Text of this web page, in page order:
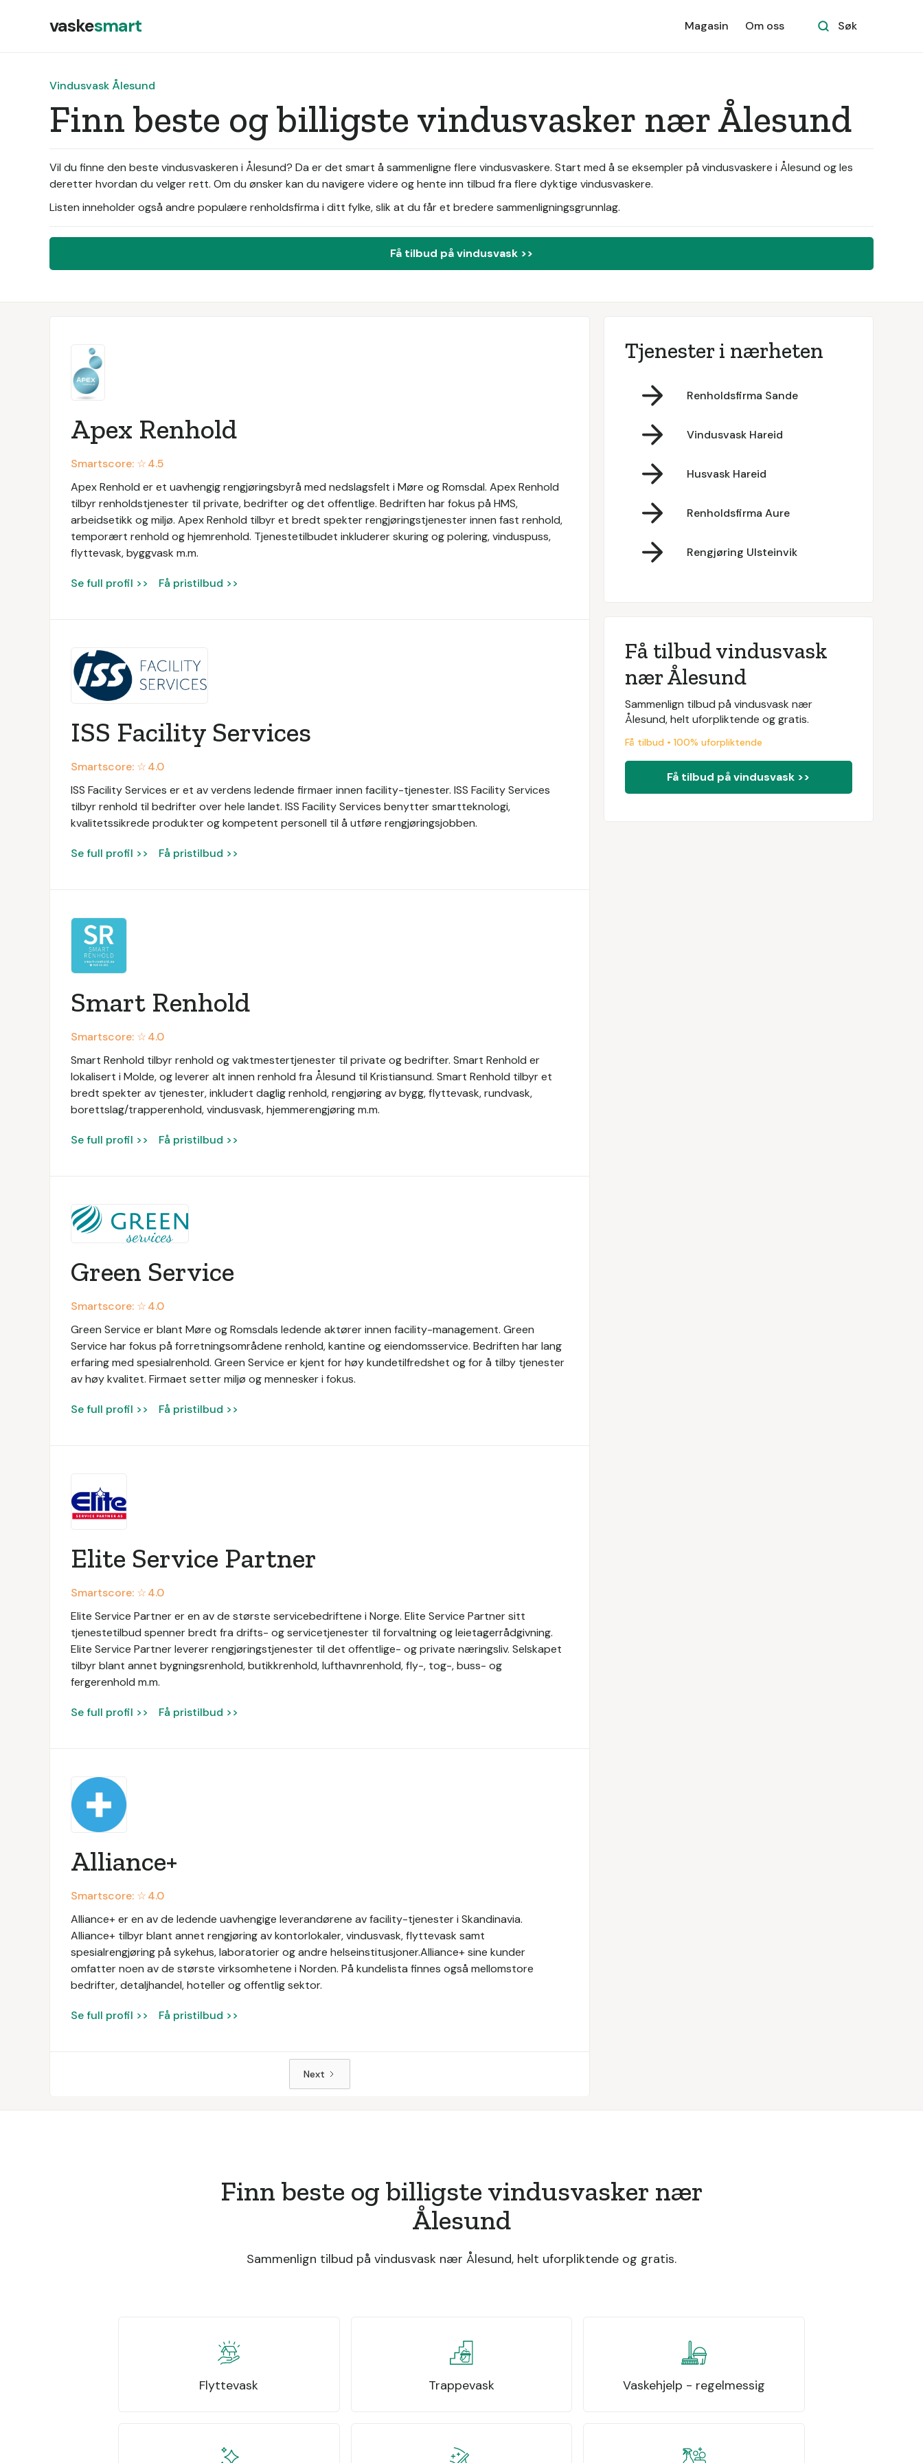
vaskesmart Magasin Om oss Søk
Vindusvask Ålesund
Finn beste og billigste vindusvasker nær Ålesund
Vil du finne den beste vindusvaskeren i Ålesund? Da er det smart å sammenligne flere vindusvaskere. Start med å se eksempler på vindusvaskere i Ålesund og les
deretter hvordan du velger rett. Om du ønsker kan du navigere videre og hente inn tilbud fra flere dyktige vindusvaskere.
Listen inneholder også andre populære renholdsfirma i ditt fylke, slik at du får et bredere sammenligningsgrunnlag.
Få tilbud på vindusvask >>
Apex Renhold
Smartscore: ☆4.5
Apex Renhold er et uavhengig rengjøringsbyrå med nedslagsfelt i Møre og Romsdal. Apex Renhold
tilbyr renholdstjenester til private, bedrifter og det offentlige. Bedriften har fokus på HMS,
arbeidsetikk og miljø. Apex Renhold tilbyr et bredt spekter rengjøringstjenester innen fast renhold,
temporært renhold og hjemrenhold. Tjenestetilbudet inkluderer skuring og polering, vinduspuss,
flyttevask, byggvask m.m.
Se full profil >> Få pristilbud >>
ISS Facility Services
Smartscore: ☆4.0
ISS Facility Services er et av verdens ledende firmaer innen facility-tjenester. ISS Facility Services
tilbyr renhold til bedrifter over hele landet. ISS Facility Services benytter smartteknologi,
kvalitetssikrede produkter og kompetent personell til å utføre rengjøringsjobben.
Se full profil >> Få pristilbud >>
Smart Renhold
Smartscore: ☆4.0
Smart Renhold tilbyr renhold og vaktmestertjenester til private og bedrifter. Smart Renhold er
lokalisert i Molde, og leverer alt innen renhold fra Ålesund til Kristiansund. Smart Renhold tilbyr et
bredt spekter av tjenester, inkludert daglig renhold, rengjøring av bygg, flyttevask, rundvask,
borettslag/trapperenhold, vindusvask, hjemmerengjøring m.m.
Se full profil >> Få pristilbud >>
Green Service
Smartscore: ☆4.0
Green Service er blant Møre og Romsdals ledende aktører innen facility-management. Green
Service har fokus på forretningsområdene renhold, kantine og eiendomsservice. Bedriften har lang
erfaring med spesialrenhold. Green Service er kjent for høy kundetilfredshet og for å tilby tjenester
av høy kvalitet. Firmaet setter miljø og mennesker i fokus.
Se full profil >> Få pristilbud >>
Elite Service Partner
Smartscore: ☆4.0
Elite Service Partner er en av de største servicebedriftene i Norge. Elite Service Partner sitt
tjenestetilbud spenner bredt fra drifts- og servicetjenester til forvaltning og leietagerrådgivning.
Elite Service Partner leverer rengjøringstjenester til det offentlige- og private næringsliv. Selskapet
tilbyr blant annet bygningsrenhold, butikkrenhold, lufthavnrenhold, fly-, tog-, buss- og
fergerenhold m.m.
Se full profil >> Få pristilbud >>
Alliance+
Smartscore: ☆4.0
Alliance+ er en av de ledende uavhengige leverandørene av facility-tjenester i Skandinavia.
Alliance+ tilbyr blant annet rengjøring av kontorlokaler, vindusvask, flyttevask samt
spesialrengjøring på sykehus, laboratorier og andre helseinstitusjoner.Alliance+ sine kunder
omfatter noen av de største virksomhetene i Norden. På kundelista finnes også mellomstore
bedrifter, detaljhandel, hoteller og offentlig sektor.
Se full profil >> Få pristilbud >>
Next
Tjenester i nærheten
Renholdsfirma Sande
Vindusvask Hareid
Husvask Hareid
Renholdsfirma Aure
Rengjøring Ulsteinvik
Få tilbud vindusvask
nær Ålesund
Sammenlign tilbud på vindusvask nær
Ålesund, helt uforpliktende og gratis.
Få tilbud • 100% uforpliktende
Få tilbud på vindusvask >>
Finn beste og billigste vindusvasker nær
Ålesund
Sammenlign tilbud på vindusvask nær Ålesund, helt uforpliktende og gratis.
Flyttevask Trappevask Vaskehjelp - regelmessig